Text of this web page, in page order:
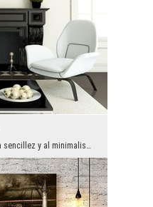
La vieja cámara se adapta a la sencillez y al minimalismo, aunque también encontrará su camino en...